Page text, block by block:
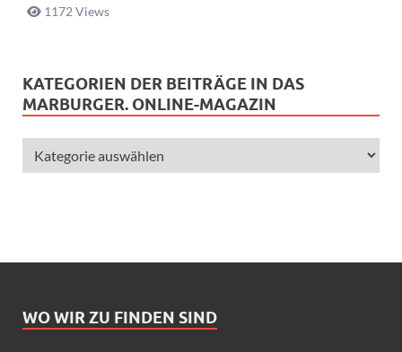
1172 Views
KATEGORIEN DER BEITRÄGE IN DAS
MARBURGER. ONLINE-MAGAZIN
WO WIR ZU FINDEN SIND